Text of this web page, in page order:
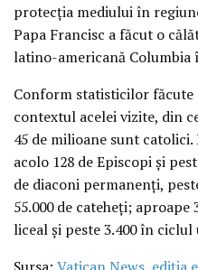
protecția mediului în
Papa Francisc a făcut o
latino-americană Columbia
Conform statisticilor făcute
contextul acelei vizite, din
45 de milioane sunt
acolo 128 de Episcopi și
de diaconi permanenți,
55.000 de cateheți;
liceal și peste 3.400 în
Sursa: Vatican News, ediția